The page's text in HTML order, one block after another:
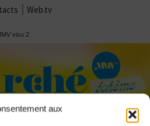
aux
Web.tv
visu 2